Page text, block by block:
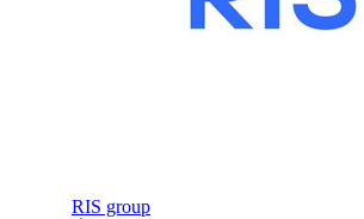
RIS group